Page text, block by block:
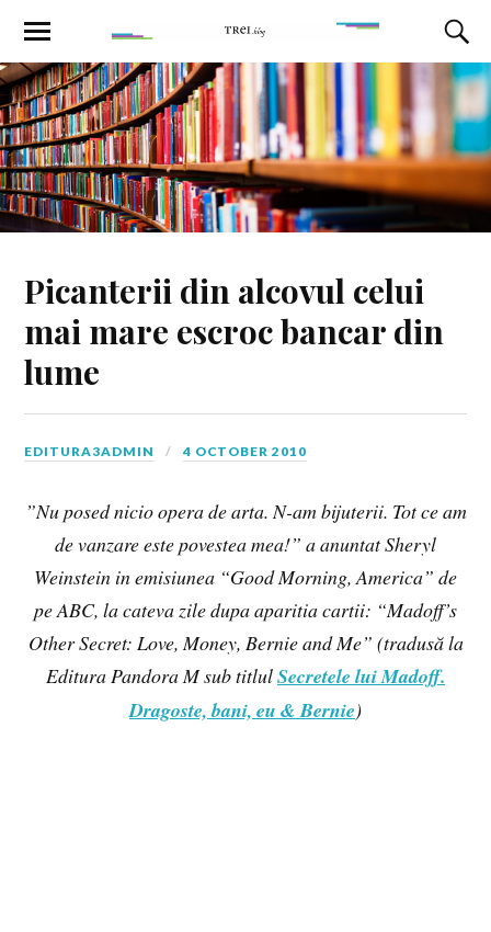
Picanterii din alcovul celui
mai mare escroc bancar din
lume
EDITURA3ADMIN 4 OCTOBER 2010
”Nu posed nicio opera de arta. N-am bijuterii. Tot ce am
de vanzare este povestea mea!” a anuntat Sheryl
Weinstein in emisiunea “Good Morning, America” de
pe ABC, la cateva zile dupa aparitia cartii: “Madoff’s
Other Secret: Love, Money, Bernie and Me” (tradusă la
Editura Pandora M sub titlulSecretele lui Madoff.
Dragoste, bani, eu & Bernie)